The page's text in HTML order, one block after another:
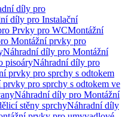
díly pro
díly pro Instalační
Prvky pro WCMontážní
Montážní prvky pro
Náhradní díly pro Montážní
pisoáryNáhradní díly pro
prvky pro sprchy s odtokem
pro sprchy s odtokem ve
Náhradní díly pro Montážní
stěny sprchyNáhradní díly